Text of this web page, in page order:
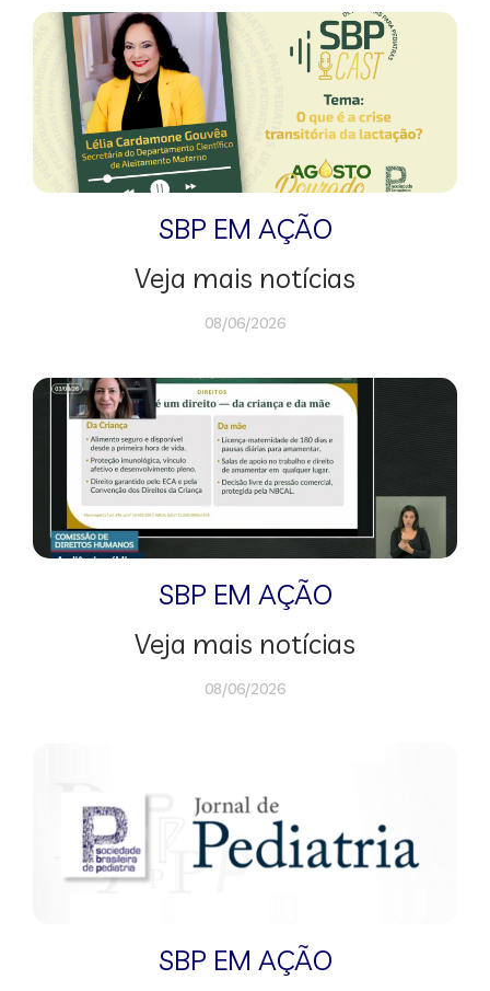
SBP EM AÇÃO
Veja mais notícias
08/06/2026
SBP EM AÇÃO
Veja mais notícias
08/06/2026
SBP EM AÇÃO